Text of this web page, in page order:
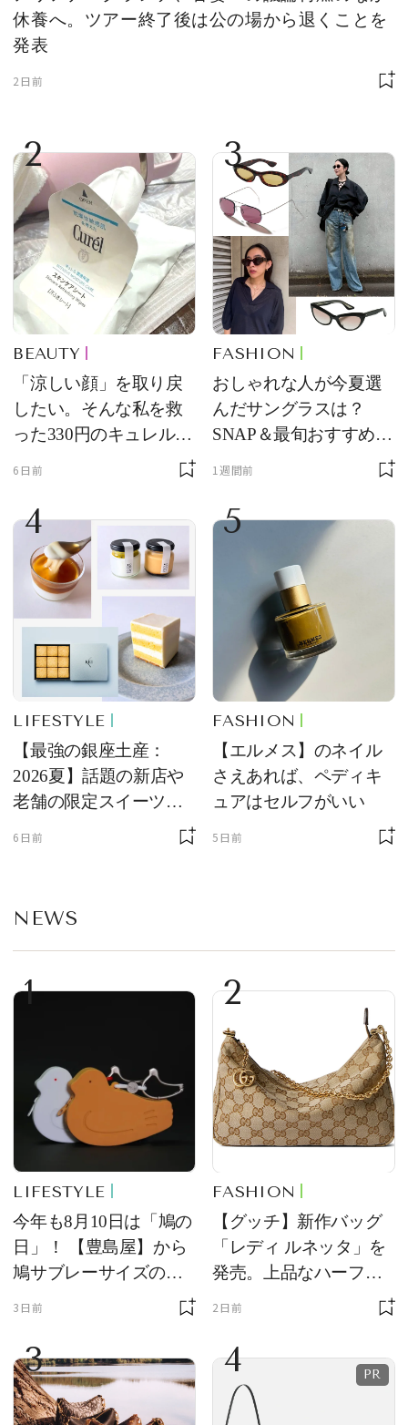
休養へ。ツアー終了後は公の場から退くことを
発表
2日前
2
BEAUTY
「涼しい顔」を取り戻
したい。そんな私を救
った330円のキュレル名
6日前
3
FASHION
おしゃれな人が今夏選
んだサングラスは？
SNAP＆最旬おすすめサ
1週間前
4
LIFESTYLE
【最強の銀座土産：
2026夏】話題の新店や
老舗の限定スイーツを
ゲット【＃SPURおやつ
6日前
5
FASHION
【エルメス】のネイル
さえあれば、ペディキ
ュアはセルフがいい
5日前
NEWS
1
LIFESTYLE
今年も8月10日は「鳩の
日」！ 【豊島屋】から
鳩サブレーサイズのポ
ーチ「はとっこ」を限
3日前
2
FASHION
【グッチ】新作バッグ
「レディ ルネッタ」を
発売。上品なハーフム
ーン型がスタイリング
2日前
3 4